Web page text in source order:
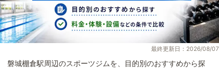
最終更新日：2026/08/07
磐城棚倉駅周辺のスポーツジムを、目的別のおすすめから探